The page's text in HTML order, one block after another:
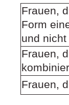
Frauen,
Form
und
Frauen,
Frauen,